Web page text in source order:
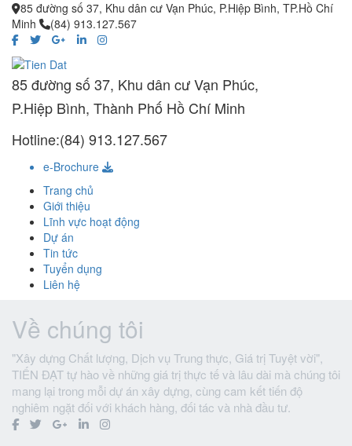
85 đường số 37, Khu dân cư Vạn Phúc, P.Hiệp Bình, TP.Hồ Chí
Minh
(84) 913.127.567
85 đường số 37, Khu dân cư Vạn Phúc,
P.Hiệp Bình, Thành Phố Hồ Chí Minh
Hotline:(84) 913.127.567
e-Brochure
Trang chủ
Giới thiệu
Lĩnh vực hoạt động
Dự án
Tin tức
Tuyển dụng
Liên hệ
Về chúng tôi
"Xây dựng Chất lượng, Dịch vụ Trung thực, Giá trị Tuyệt vời",
TIẾN ĐẠT tự hào về những giá trị thực tế và lâu dài mà chúng tôi
mang lại trong mỗi dự án xây dựng, cùng cam kết tiến độ
nghiêm ngặt đối với khách hàng, đối tác và nhà đầu tư.